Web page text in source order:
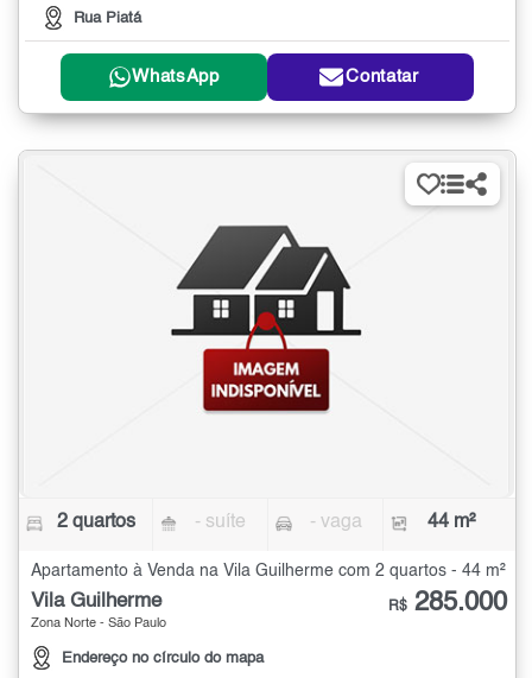
Rua Piatá
WhatsApp Contatar
2 quartos - suíte - vaga 44 m²
Apartamento à Venda na Vila Guilherme com 2 quartos - 44 m²
Vila Guilherme
Zona Norte - São Paulo
Endereço no círculo do mapa
R$ 285.000